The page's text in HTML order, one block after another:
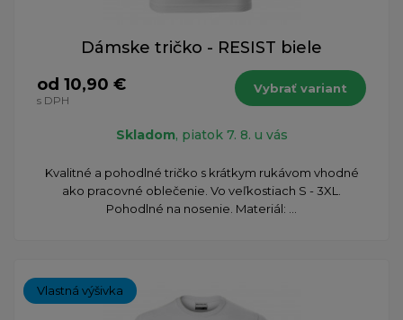
Dámske tričko - RESIST biele
od 10,90 €
s DPH
Vybrať variant
Skladom, piatok 7. 8. u vás
Kvalitné a pohodlné tričko s krátkym rukávom vhodné
ako pracovné oblečenie. Vo veľkostiach S - 3XL.
Pohodlné na nosenie. Materiál: ...
Vlastná výšivka